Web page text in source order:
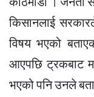
किसानलाई
विषय भएको
आएपछि ट्रकबाट
भएको पनि उनले